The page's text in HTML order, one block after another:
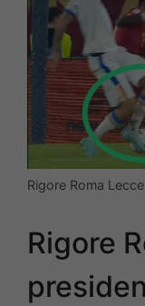
Rigore Roma
Rigore